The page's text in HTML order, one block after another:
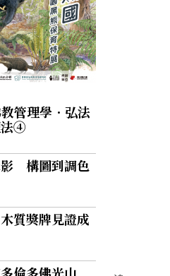
管理學．弘法
④
影 構圖到調色
質獎牌見證成
倫多佛光山